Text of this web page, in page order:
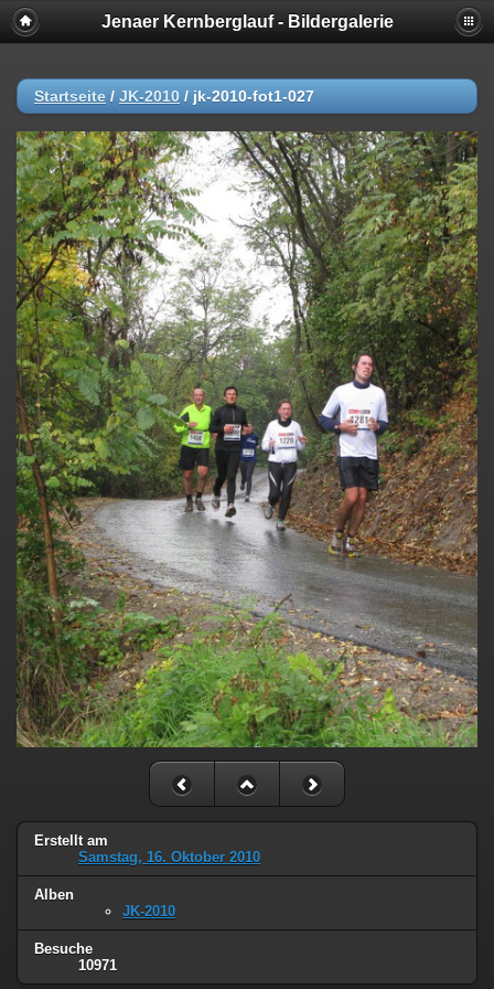
Jenaer Kernberglauf - Bildergalerie
Startseite / JK-2010 / jk-2010-fot1-027
Erstellt am
Samstag, 16. Oktober 2010
Alben
JK-2010
Besuche
10971